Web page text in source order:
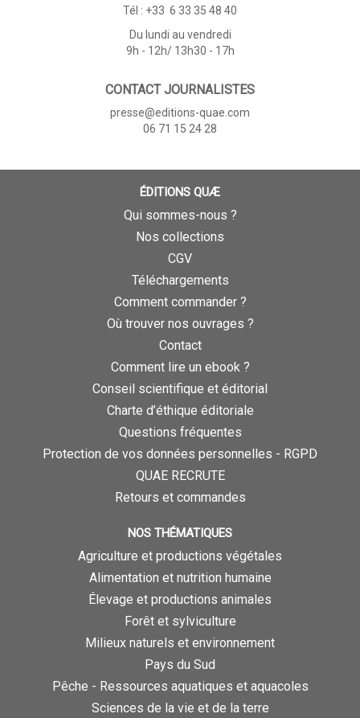
Tél : +33 6 33 35 48 40
Du lundi au vendredi
9h - 12h/ 13h30 - 17h
CONTACT JOURNALISTES
presse@editions-quae.com
06 71 15 24 28
ÉDITIONS QUÆ
Qui sommes-nous ?
Nos collections
CGV
Téléchargements
Comment commander ?
Où trouver nos ouvrages ?
Contact
Comment lire un ebook ?
Conseil scientifique et éditorial
Charte d’éthique éditoriale
Questions fréquentes
Protection de vos données personnelles - RGPD
QUAE RECRUTE
Retours et commandes
NOS THÉMATIQUES
Agriculture et productions végétales
Alimentation et nutrition humaine
Élevage et productions animales
Forêt et sylviculture
Milieux naturels et environnement
Pays du Sud
Pêche - Ressources aquatiques et aquacoles
Sciences de la vie et de la terre